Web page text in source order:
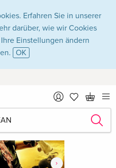
Erfahren Sie in unserer
darüber, wie wir Cookies
Einstellungen ändern
OK
›